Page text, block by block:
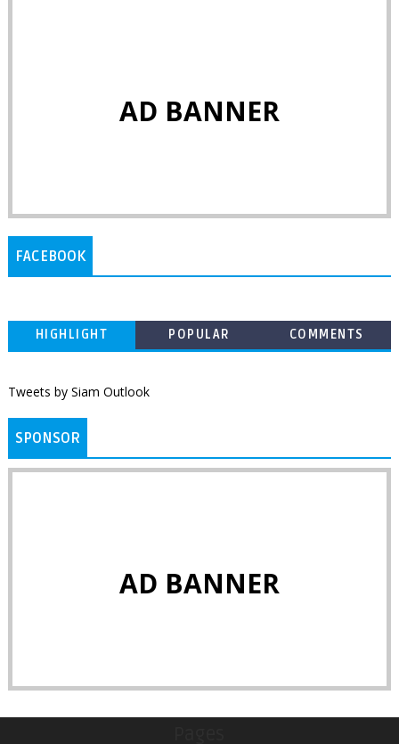
AD BANNER
FACEBOOK
HIGHLIGHT POPULAR COMMENTS
Tweets by Siam Outlook
SPONSOR
AD BANNER